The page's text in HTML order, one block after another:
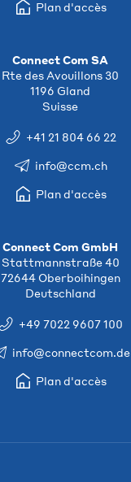
Plan d'accès
Connect Com SA
Rte des Avouillons 30
1196 Gland
Suisse
+41 21 804 66 22
info@ccm.ch
Plan d'accès
Connect Com GmbH
Stattmannstraße 40
72644 Oberboihingen
Deutschland
+49 7022 9607 100
info@connectcom.de
Plan d'accès